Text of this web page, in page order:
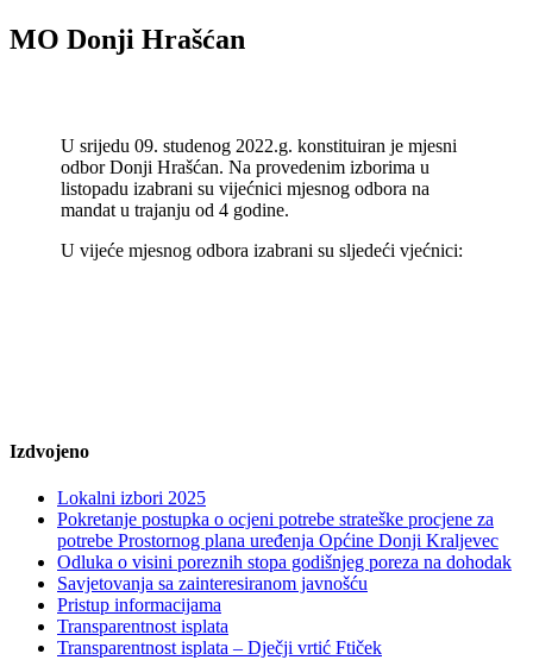
MO Donji Hrašćan
U srijedu 09. studenog 2022.g. konstituiran je mjesni
odbor Donji Hrašćan. Na provedenim izborima u
listopadu izabrani su vijećnici mjesnog odbora na
mandat u trajanju od 4 godine.
U vijeće mjesnog odbora izabrani su sljedeći vjećnici:
Izdvojeno
Lokalni izbori 2025
Pokretanje postupka o ocjeni potrebe strateške procjene za
potrebe Prostornog plana uređenja Općine Donji Kraljevec
Odluka o visini poreznih stopa godišnjeg poreza na dohodak
Savjetovanja sa zainteresiranom javnošću
Pristup informacijama
Transparentnost isplata
Transparentnost isplata – Dječji vrtić Ftiček